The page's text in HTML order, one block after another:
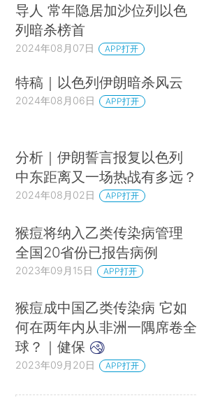
导人 常年隐居加沙位列以色
列暗杀榜首
2024年08月07日 APP打开
特稿｜以色列伊朗暗杀风云
2024年08月06日 APP打开
分析｜伊朗誓言报复以色列
中东距离又一场热战有多远？
2024年08月02日 APP打开
猴痘将纳入乙类传染病管理
全国20省份已报告病例
2023年09月15日 APP打开
猴痘成中国乙类传染病 它如
何在两年内从非洲一隅席卷全
球？｜健保
2023年09月20日 APP打开